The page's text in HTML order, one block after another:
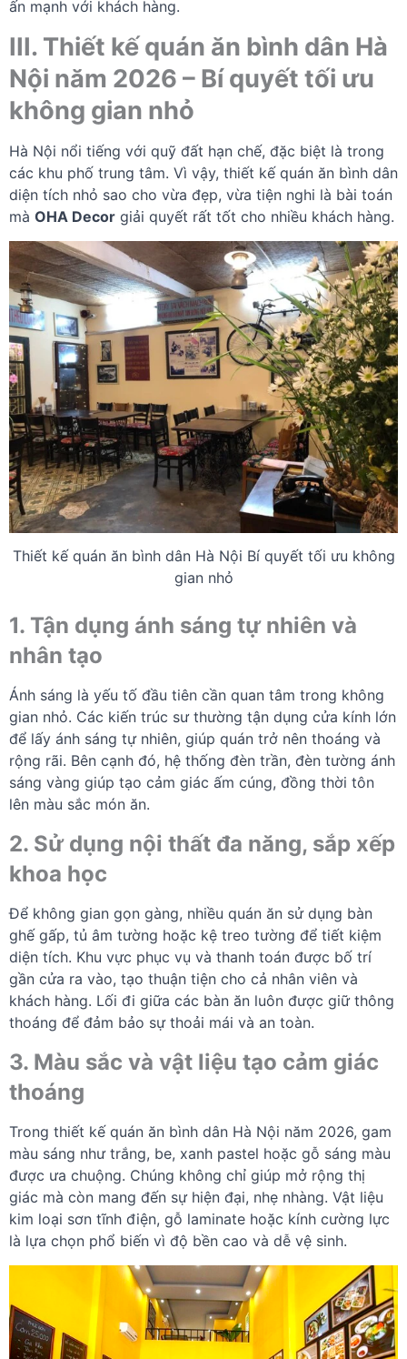
ấn mạnh với khách hàng.
III. Thiết kế quán ăn bình dân Hà
Nội năm 2026 – Bí quyết tối ưu
không gian nhỏ
Hà Nội nổi tiếng với quỹ đất hạn chế, đặc biệt là trong
các khu phố trung tâm. Vì vậy, thiết kế quán ăn bình dân
diện tích nhỏ sao cho vừa đẹp, vừa tiện nghi là bài toán
mà OHA Decor giải quyết rất tốt cho nhiều khách hàng.
Thiết kế quán ăn bình dân Hà Nội Bí quyết tối ưu không
gian nhỏ
1. Tận dụng ánh sáng tự nhiên và
nhân tạo
Ánh sáng là yếu tố đầu tiên cần quan tâm trong không
gian nhỏ. Các kiến trúc sư thường tận dụng cửa kính lớn
để lấy ánh sáng tự nhiên, giúp quán trở nên thoáng và
rộng rãi. Bên cạnh đó, hệ thống đèn trần, đèn tường ánh
sáng vàng giúp tạo cảm giác ấm cúng, đồng thời tôn
lên màu sắc món ăn.
2. Sử dụng nội thất đa năng, sắp xếp
khoa học
Để không gian gọn gàng, nhiều quán ăn sử dụng bàn
ghế gấp, tủ âm tường hoặc kệ treo tường để tiết kiệm
diện tích. Khu vực phục vụ và thanh toán được bố trí
gần cửa ra vào, tạo thuận tiện cho cả nhân viên và
khách hàng. Lối đi giữa các bàn ăn luôn được giữ thông
thoáng để đảm bảo sự thoải mái và an toàn.
3. Màu sắc và vật liệu tạo cảm giác
thoáng
Trong thiết kế quán ăn bình dân Hà Nội năm 2026, gam
màu sáng như trắng, be, xanh pastel hoặc gỗ sáng màu
được ưa chuộng. Chúng không chỉ giúp mở rộng thị
giác mà còn mang đến sự hiện đại, nhẹ nhàng. Vật liệu
kim loại sơn tĩnh điện, gỗ laminate hoặc kính cường lực
là lựa chọn phổ biến vì độ bền cao và dễ vệ sinh.